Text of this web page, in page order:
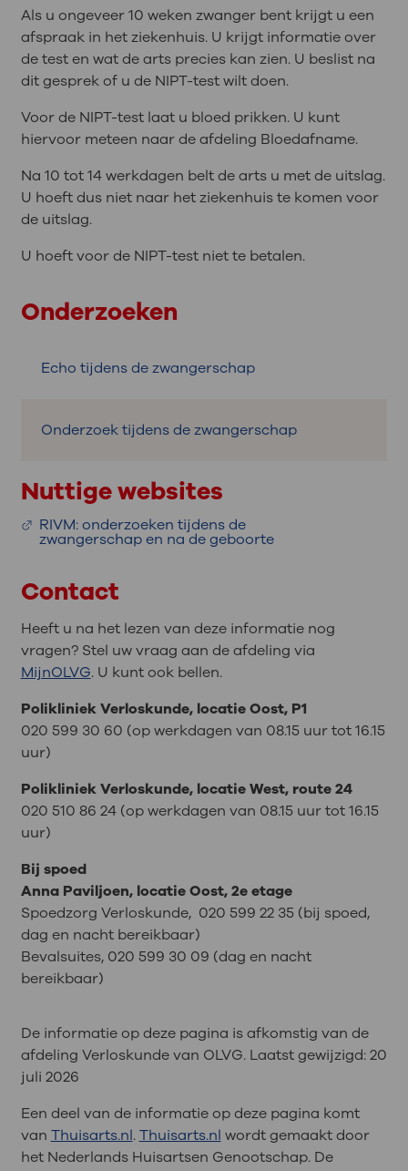
Als u ongeveer 10 weken zwanger bent krijgt u een
afspraak in het ziekenhuis. U krijgt informatie over
de test en wat de arts precies kan zien. U beslist na
dit gesprek of u de NIPT-test wilt doen.
Voor de NIPT-test laat u bloed prikken. U kunt
hiervoor meteen naar de afdeling Bloedafname.
Na 10 tot 14 werkdagen belt de arts u met de uitslag.
U hoeft dus niet naar het ziekenhuis te komen voor
de uitslag.
U hoeft voor de NIPT-test niet te betalen.
Onderzoeken
Echo tijdens de zwangerschap
Onderzoek tijdens de zwangerschap
Nuttige websites
RIVM: onderzoeken tijdens de
zwangerschap en na de geboorte
Contact
Heeft u na het lezen van deze informatie nog
vragen? Stel uw vraag aan de afdeling via
MijnOLVG. U kunt ook bellen.
Polikliniek Verloskunde, locatie Oost, P1
020 599 30 60 (op werkdagen van 08.15 uur tot 16.15
uur)
Polikliniek Verloskunde, locatie West, route 24
020 510 86 24 (op werkdagen van 08.15 uur tot 16.15
uur)
Bij spoed
Anna Paviljoen, locatie Oost, 2e etage
Spoedzorg Verloskunde, 020 599 22 35 (bij spoed,
dag en nacht bereikbaar)
Bevalsuites, 020 599 30 09 (dag en nacht
bereikbaar)
De informatie op deze pagina is afkomstig van de
afdeling Verloskunde van OLVG. Laatst gewijzigd:20
juli 2026
Een deel van de informatie op deze pagina komt
van Thuisarts.nl.Thuisarts.nl wordt gemaakt door
het Nederlands Huisartsen Genootschap. De